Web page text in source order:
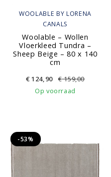
WOOLABLE BY LORENA
CANALS
Woolable – Wollen
Vloerkleed Tundra –
Sheep Beige – 80 x 140
cm
€ 124,90 €159,00
Op voorraad
-53%